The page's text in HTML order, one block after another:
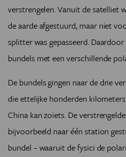
verstrengelen. Vanuit de satelliet
de aarde afgestuurd, maar niet
splitter was gepasseerd.
bundels met een verschillende
De bundels gingen naar de drie
die ettelijke honderden
China kan zoiets. De
bijvoorbeeld naar één station
bundel – waaruit de fysici de